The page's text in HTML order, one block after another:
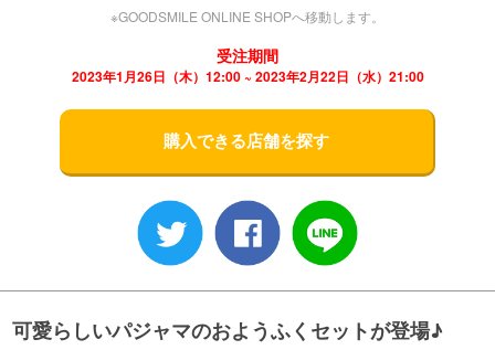
※GOODSMILE ONLINE SHOPへ移動します。
受注期間
2023年1月26日（木）12:00 ~ 2023年2月22日（水）21:00
購入できる店舗を探す
可愛らしいパジャマのおようふくセットが登場♪